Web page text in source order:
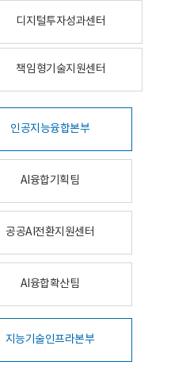
디지털투자성과센터
책임형기술지원센터
인공지능융합본부
AI융합기획팀
공공AI전환지원센터
AI융합확산팀
지능기술인프라본부